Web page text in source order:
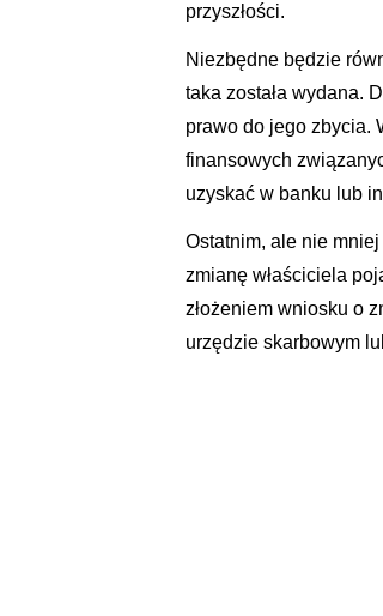
przyszłości.
Niezbędne będzie
taka została wydana.
prawo do jego zbycia.
finansowych
uzyskać w banku lub
Ostatnim, ale nie
zmianę właściciela
złożeniem wniosku o
urzędzie skarbowym